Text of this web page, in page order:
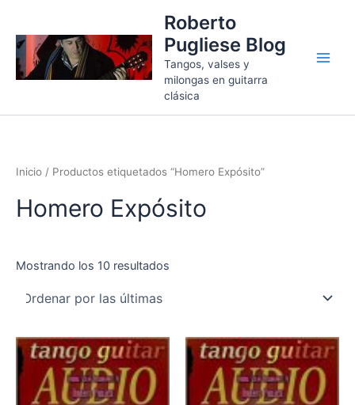
contenido
Roberto
Pugliese Blog
Tangos, valses y
milongas en guitarra
clásica
Inicio / Productos etiquetados “Homero Expósito”
Homero Expósito
Mostrando los 10 resultados
por
más
recientes